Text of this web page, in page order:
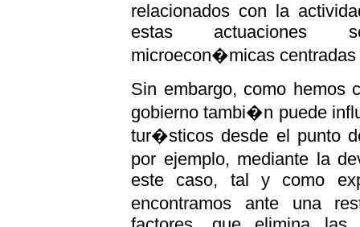
relacionados con la
estas actuaciones
microecon�micas
Sin embargo, como hemos
gobierno tambi�n puede
tur�sticos desde el punto
por ejemplo, mediante la
este caso, tal y como
encontramos ante una